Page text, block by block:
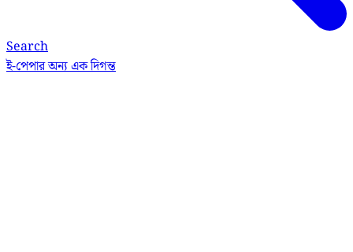
Search
ই-পেপারঅন্য এক দিগন্ত